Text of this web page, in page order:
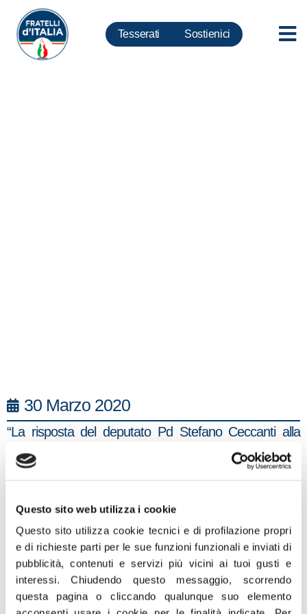
Questo sito web utilizza i cookie
Questo sito utilizza cookie tecnici e di profilazione propri
e di richieste parti per le sue funzioni funzionali e inviati di
pubblicità, contenuti e servizi più vicini ai tuoi gusti e
interessi.Chiudendo questo messaggio, scorrendo
questa pagina o cliccando qualunque suo elemento
Tesserati Sostienici
30 Marzo 2020
“La risposta del deputato Pd Stefano Ceccanti alla
dichiarazione di Giorgia Meloni è una dimostrazione di
disonestà intellettuale”. Lo afferma l’europarlamentare
“Giustamente la leader di Fratelli d’Italia ha fatto
notare la perfetta simmetria tra i poteri (circoscritti alla
emergenza sanitaria) attribuiti ad Orban da un
parlamento democraticamente eletto e quelli di cui ha
potuto beneficiare il premier Conte. Con dei DPCM
annunciati su Facebook sono state infatti annullate